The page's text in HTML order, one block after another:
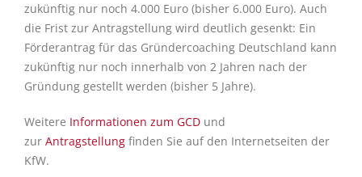
zukünftig nur noch 4.000 Euro (bisher 6.000 Euro). Auch
die Frist zur Antragstellung wird deutlich gesenkt: Ein
Förderantrag für das Gründercoaching Deutschland kann
zukünftig nur noch innerhalb von 2 Jahren nach der
Gründung gestellt werden (bisher 5 Jahre).
Weitere Informationen zum GCD und
zur Antragstellung finden Sie auf den Internetseiten der
KfW.